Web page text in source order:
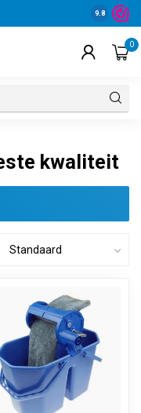
Voor
9.8
0
kwaliteit